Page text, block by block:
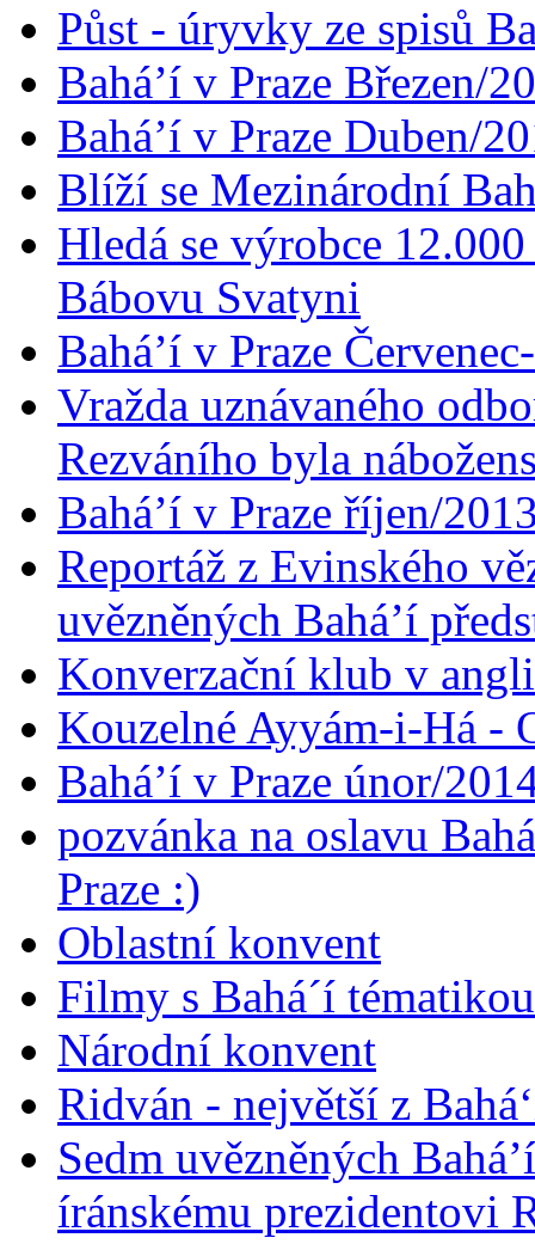
Půst - úryvky ze spisů
Bahá’í v Praze Březen/
Bahá’í v Praze Duben/
Blíží se Mezinárodní
Hledá se výrobce
Bábovu Svatyni
Bahá’í v Praze
Vražda uznávaného
Rezváního byla
Bahá’í v Praze říjen/
Reportáž z Evinského
uvězněných Bahá’í
Konverzační klub v
Kouzelné Ayyám-i-Há -
Bahá’í v Praze únor/
pozvánka na oslavu
Praze :)
Oblastní konvent
Filmy s Bahá´í
Národní konvent
Ridván - největší z
Sedm uvězněných
íránskému prezidentovi